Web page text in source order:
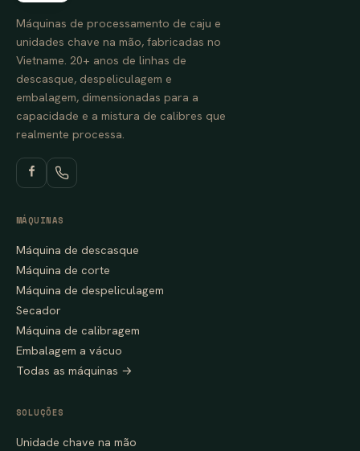
Máquinas de processamento de caju e
unidades chave na mão, fabricadas no
Vietname. 20+ anos de linhas de
descasque, despeliculagem e
embalagem, dimensionadas para a
capacidade e a mistura de calibres que
realmente processa.
MÁQUINAS
Máquina de descasque
Máquina de corte
Máquina de despeliculagem
Secador
Máquina de calibragem
Embalagem a vácuo
Todas as máquinas →
SOLUÇÕES
Unidade chave na mão